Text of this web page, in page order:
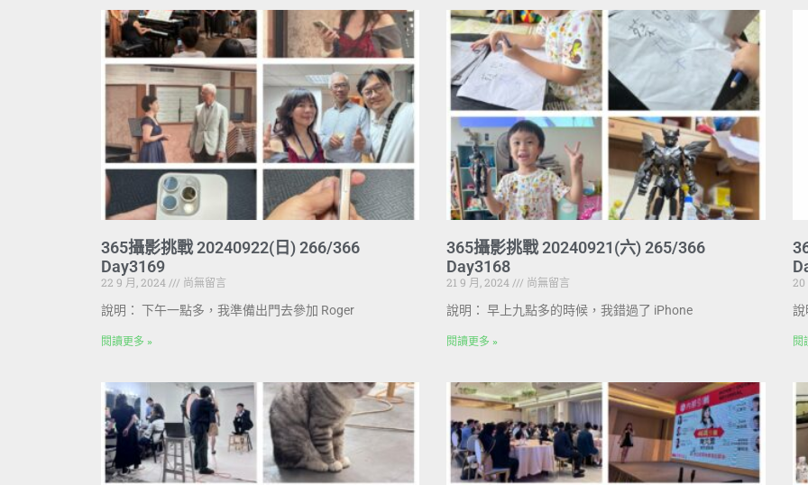
365攝影挑戰 20240922(日) 266/366
Day3169
22 9 月, 2024
尚無留言
說明： 下午一點多，我準備出門去參加 Roger
閱讀更多 »
365攝影挑戰 20240921(六) 265/366
Day3168
21 9 月, 2024
尚無留言
說明： 早上九點多的時候，我錯過了 iPhone
閱讀更多 »
20
說
閱